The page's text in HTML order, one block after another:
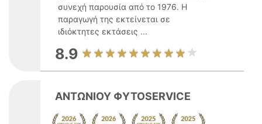
συνεχή παρουσία από το 1976. Η
παραγωγή της εκτείνεται σε
ιδιόκτητες εκτάσεις ...
8.9
ΑΝΤΩΝΙΟΥ ΦΥΤΟSERVICE